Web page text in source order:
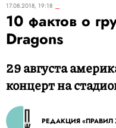
17.08.2018, 19:18
10 фактов о
Dragons
29 августа
концерт на
РЕДАКЦИЯ